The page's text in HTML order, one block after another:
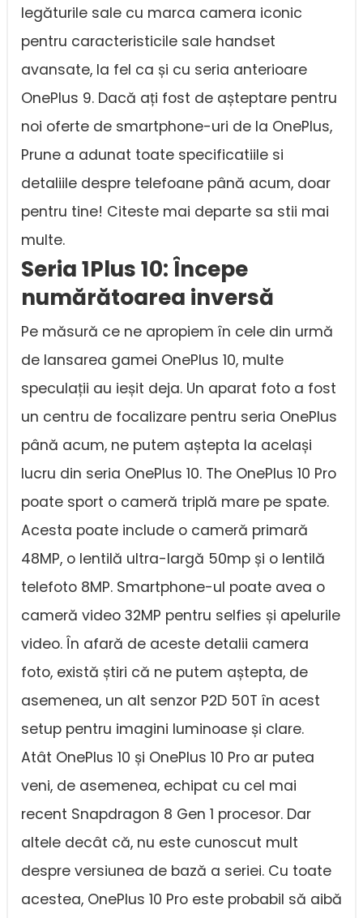
legăturile sale cu marca camera iconic
pentru caracteristicile sale handset
avansate, la fel ca și cu seria anterioare
OnePlus 9. Dacă ați fost de așteptare pentru
noi oferte de smartphone-uri de la OnePlus,
Prune a adunat toate specificatiile si
detaliile despre telefoane până acum, doar
pentru tine! Citeste mai departe sa stii mai
multe.
Seria 1Plus 10: Începe
numărătoarea inversă
Pe măsură ce ne apropiem în cele din urmă
de lansarea gamei OnePlus 10, multe
speculații au ieșit deja. Un aparat foto a fost
un centru de focalizare pentru seria OnePlus
până acum, ne putem aștepta la același
lucru din seria OnePlus 10. The OnePlus 10 Pro
poate sport o cameră triplă mare pe spate.
Acesta poate include o cameră primară
48MP, o lentilă ultra-largă 50mp și o lentilă
telefoto 8MP. Smartphone-ul poate avea o
cameră video 32MP pentru selfies și apelurile
video. În afară de aceste detalii camera
foto, există știri că ne putem aștepta, de
asemenea, un alt senzor P2D 50T în acest
setup pentru imagini luminoase și clare.
Atât OnePlus 10 și OnePlus 10 Pro ar putea
veni, de asemenea, echipat cu cel mai
recent Snapdragon 8 Gen 1 procesor. Dar
altele decât că, nu este cunoscut mult
despre versiunea de bază a seriei. Cu toate
acestea, OnePlus 10 Pro este probabil să aibă